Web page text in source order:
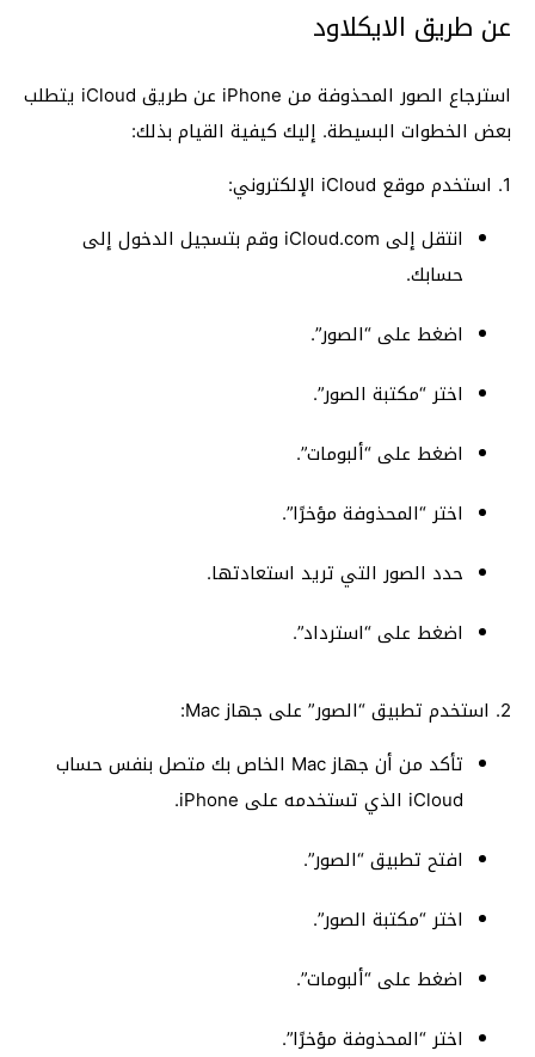
عن طريق الايكلاود
استرجاع الصور المحذوفة من iPhone عن طريق iCloud يتطلب
بعض الخطوات البسيطة. إليك كيفية القيام بذلك:
1. استخدم موقع iCloud الإلكتروني:
انتقل إلى iCloud.com وقم بتسجيل الدخول إلى
حسابك.
اضغط على “الصور”.
اختر “مكتبة الصور”.
اضغط على “ألبومات”.
اختر “المحذوفة مؤخرًا”.
حدد الصور التي تريد استعادتها.
اضغط على “استرداد”.
2. استخدم تطبيق “الصور” على جهاز Mac:
تأكد من أن جهاز Mac الخاص بك متصل بنفس حساب
iCloud الذي تستخدمه على iPhone.
افتح تطبيق “الصور”.
اختر “مكتبة الصور”.
اضغط على “ألبومات”.
اختر “المحذوفة مؤخرًا”.